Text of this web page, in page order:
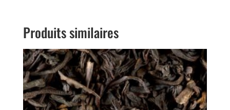
Produits similaires